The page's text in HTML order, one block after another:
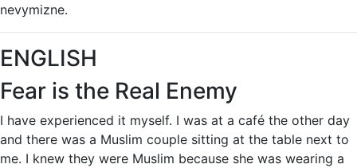
nevymizne.
ENGLISH
Fear is the Real Enemy
I have experienced it myself. I was at a café the other day
and there was a Muslim couple sitting at the table next to
me. I knew they were Muslim because she was wearing a